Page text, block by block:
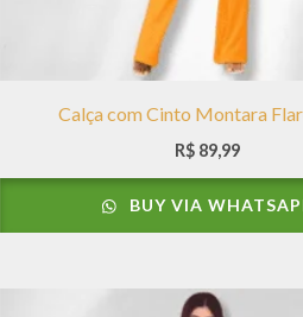
Calça com Cinto Montara
R$ 89,99
BUY VIA